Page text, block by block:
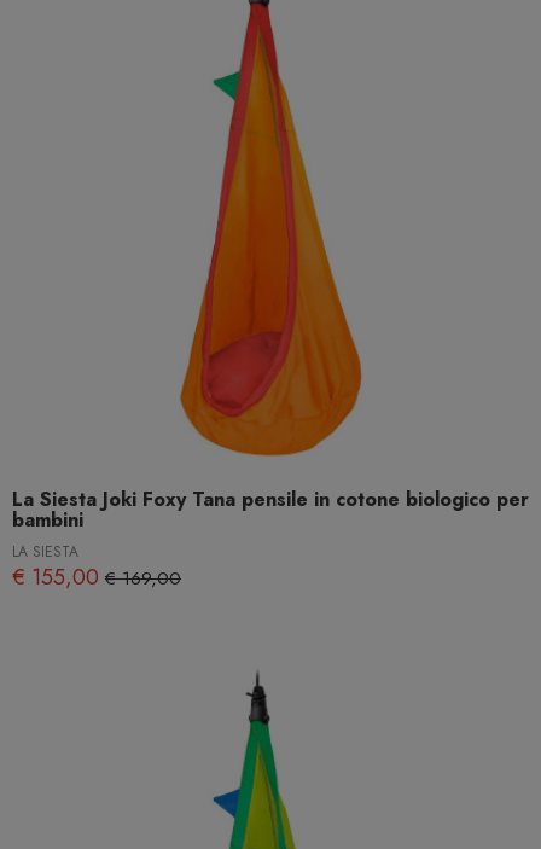
La Siesta Joki Foxy Tana pensile in cotone biologico per
bambini
LA SIESTA
€ 155,00 € 169,00